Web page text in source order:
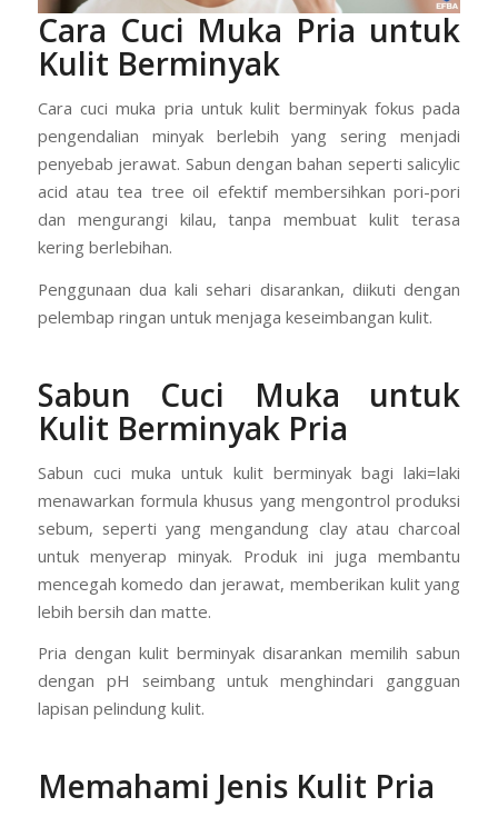
Cara Cuci Muka Pria untuk
Kulit Berminyak
Cara cuci muka pria untuk kulit berminyak fokus pada
pengendalian minyak berlebih yang sering menjadi
penyebab jerawat. Sabun dengan bahan seperti salicylic
acid atau tea tree oil efektif membersihkan pori-pori
dan mengurangi kilau, tanpa membuat kulit terasa
kering berlebihan.
Penggunaan dua kali sehari disarankan, diikuti dengan
pelembap ringan untuk menjaga keseimbangan kulit.
Sabun Cuci Muka untuk
Kulit Berminyak Pria
Sabun cuci muka untuk kulit berminyak bagi laki=laki
menawarkan formula khusus yang mengontrol produksi
sebum, seperti yang mengandung clay atau charcoal
untuk menyerap minyak. Produk ini juga membantu
mencegah komedo dan jerawat, memberikan kulit yang
lebih bersih dan matte.
Pria dengan kulit berminyak disarankan memilih sabun
dengan pH seimbang untuk menghindari gangguan
lapisan pelindung kulit.
Memahami Jenis Kulit Pria